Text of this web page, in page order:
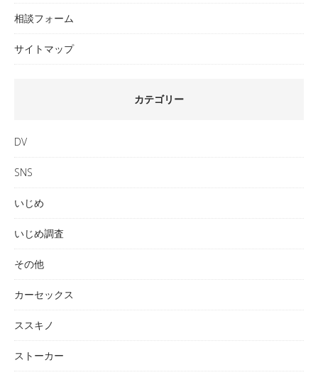
相談フォーム
サイトマップ
カテゴリー
DV
SNS
いじめ
いじめ調査
その他
カーセックス
ススキノ
ストーカー